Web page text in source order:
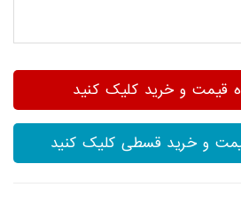
و خرید کلیک کنید
و خرید قسطی کلیک کنید